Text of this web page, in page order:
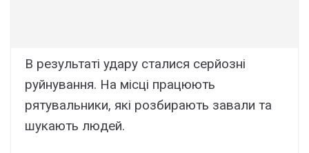
В результаті удару сталися серйозні
руйнування. На місці працюють
рятувальники, які розбирають завали та
шукають людей.